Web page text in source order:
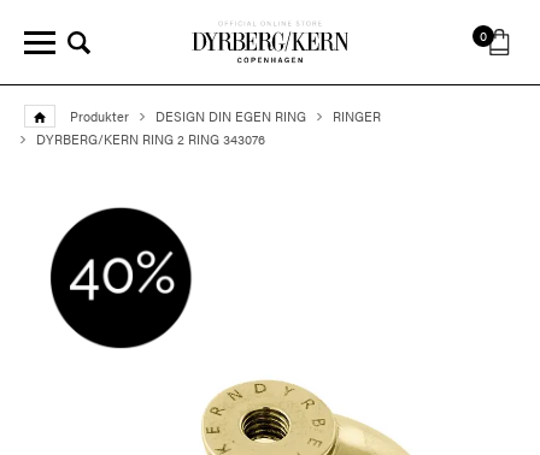
0
Produkter DESIGN DIN EGEN RING
RINGER
DYRBERG/KERN RING 2 RING 343076